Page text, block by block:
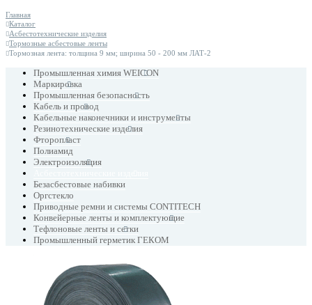
Главная
Каталог
Асбестотехнические изделия
Тормозные асбестовые ленты
Тормозная лента: толщина 9 мм; ширина 50 - 200 мм ЛАТ-2
Промышленная химия WEICON
Маркировка
Промышленная безопасность
Кабель и провод
Кабельные наконечники и инструменты
Резинотехнические изделия
Фторопласт
Полиамид
Электроизоляция
Безасбестовые набивки
Оргстекло
Приводные ремни и системы CONTITECH
Конвейерные ленты и комплектующие
Тефлоновые ленты и сетки
Промышленный герметик ГЕКОМ